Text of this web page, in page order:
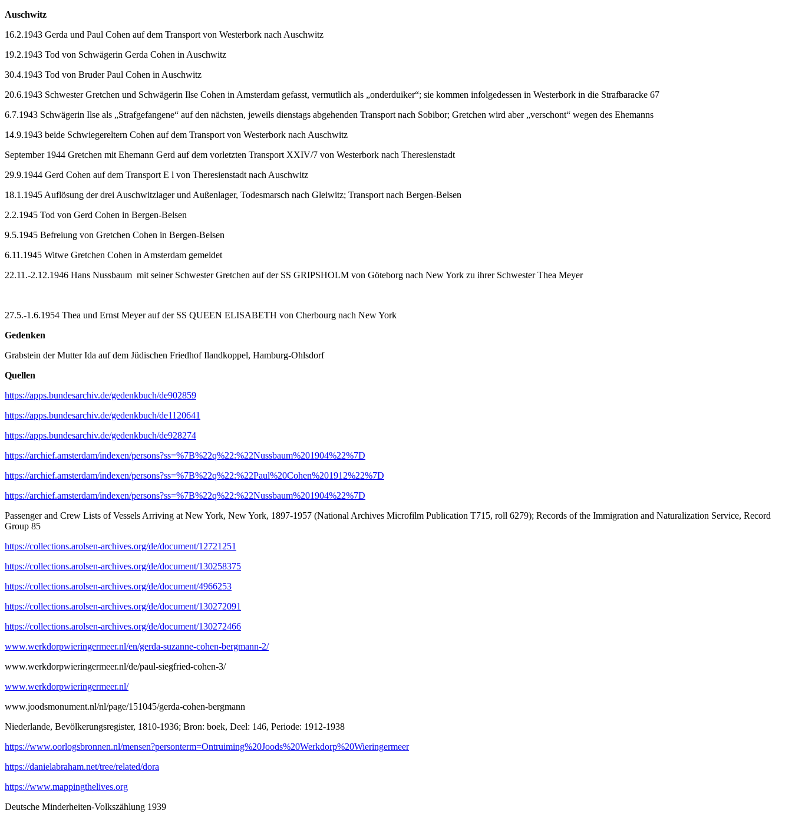
Auschwitz
16.2.1943 Gerda und Paul Cohen auf dem Transport von Westerbork nach Auschwitz
19.2.1943 Tod von Schwägerin Gerda Cohen in Auschwitz
30.4.1943 Tod von Bruder Paul Cohen in Auschwitz
20.6.1943 Schwester Gretchen und Schwägerin Ilse Cohen in Amsterdam gefasst, vermutlich als „onderduiker“; sie kommen infolgedessen in Westerbork in die Strafbaracke 67
6.7.1943 Schwägerin Ilse als „Strafgefangene“ auf den nächsten, jeweils dienstags abgehenden Transport nach Sobibor; Gretchen wird aber „verschont“ wegen des Ehemanns
14.9.1943 beide Schwiegereltern Cohen auf dem Transport von Westerbork nach Auschwitz
September 1944 Gretchen mit Ehemann Gerd auf dem vorletzten Transport XXIV/7 von Westerbork nach Theresienstadt
29.9.1944 Gerd Cohen auf dem Transport E l von Theresienstadt nach Auschwitz
18.1.1945 Auflösung der drei Auschwitzlager und Außenlager, Todesmarsch nach Gleiwitz; Transport nach Bergen-Belsen
2.2.1945 Tod von Gerd Cohen in Bergen-Belsen
9.5.1945 Befreiung von Gretchen Cohen in Bergen-Belsen
6.11.1945 Witwe Gretchen Cohen in Amsterdam gemeldet
22.11.-2.12.1946 Hans Nussbaum mit seiner Schwester Gretchen auf der SS GRIPSHOLM von Göteborg nach New York zu ihrer Schwester Thea Meyer
27.5.-1.6.1954 Thea und Ernst Meyer auf der SS QUEEN ELISABETH von Cherbourg nach New York
Gedenken
Grabstein der Mutter Ida auf dem Jüdischen Friedhof Ilandkoppel, Hamburg-Ohlsdorf
Quellen
https://apps.bundesarchiv.de/gedenkbuch/de902859
https://apps.bundesarchiv.de/gedenkbuch/de1120641
https://apps.bundesarchiv.de/gedenkbuch/de928274
https://archief.amsterdam/indexen/persons?ss=%7B%22q%22:%22Nussbaum%201904%22%7D
https://archief.amsterdam/indexen/persons?ss=%7B%22q%22:%22Paul%20Cohen%201912%22%7D
https://archief.amsterdam/indexen/persons?ss=%7B%22q%22:%22Nussbaum%201904%22%7D
Passenger and Crew Lists of Vessels Arriving at New York, New York, 1897-1957 (National Archives Microfilm Publication T715, roll 6279); Records of the Immigration and Naturalization Service, Record
Group 85
https://collections.arolsen-archives.org/de/document/12721251
https://collections.arolsen-archives.org/de/document/130258375
https://collections.arolsen-archives.org/de/document/4966253
https://collections.arolsen-archives.org/de/document/130272091
https://collections.arolsen-archives.org/de/document/130272466
www.werkdorpwieringermeer.nl/en/gerda-suzanne-cohen-bergmann-2/
www.werkdorpwieringermeer.nl/de/paul-siegfried-cohen-3/
www.werkdorpwieringermeer.nl/
www.joodsmonument.nl/nl/page/151045/gerda-cohen-bergmann
Niederlande, Bevölkerungsregister, 1810-1936; Bron: boek, Deel: 146, Periode: 1912-1938
https://www.oorlogsbronnen.nl/mensen?personterm=Ontruiming%20Joods%20Werkdorp%20Wieringermeer
https://danielabraham.net/tree/related/dora
https://www.mappingthelives.org
Deutsche Minderheiten-Volkszählung 1939